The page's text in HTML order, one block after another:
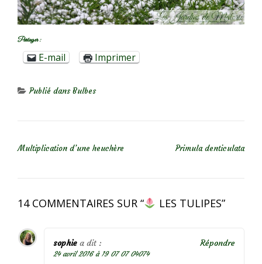
Partager :
E-mail Imprimer
Publié dansBulbes
Multiplication d’une heuchère Primula denticulata
14 COMMENTAIRES SUR “ LES TULIPES”
sophie a dit :
24 avril 2016 à 19 07 07 04074
Répondre